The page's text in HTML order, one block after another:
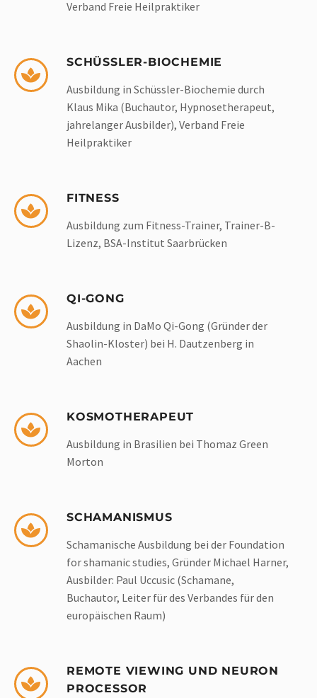
Verband Freie Heilpraktiker
SCHÜSSLER-BIOCHEMIE
Ausbildung in Schüssler-Biochemie durch
Klaus Mika (Buchautor, Hypnosetherapeut,
jahrelanger Ausbilder), Verband Freie
Heilpraktiker
FITNESS
Ausbildung zum Fitness-Trainer, Trainer-B-
Lizenz, BSA-Institut Saarbrücken
QI-GONG
Ausbildung in DaMo Qi-Gong (Gründer der
Shaolin-Kloster) bei H. Dautzen­berg in
Aachen
KOSMOTHERAPEUT
Ausbildung in Brasilien bei Thomaz Green
Morton
SCHAMANISMUS
Schamanische Ausbildung bei der Foundation
for shamanic studies, Gründer Michael Harner,
Ausbilder: Paul Uccusic (Schamane,
Buchautor, Leiter für des Verbandes für den
europäischen Raum)
REMOTE VIEWING UND NEURON
PROCESSOR